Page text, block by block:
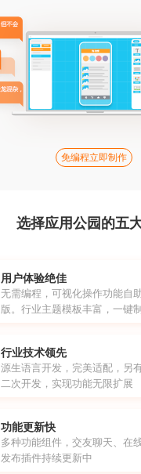
免编程立即制作
选择应用公园的五
用户体验绝佳
无需编程，可视化操作功能自
版。行业主题模板丰富，一键
行业技术领先
源生语言开发，完美适配，另
二次开发，实现功能无限扩展
功能更新快
多种功能组件，交友聊天、在
发布插件持续更新中